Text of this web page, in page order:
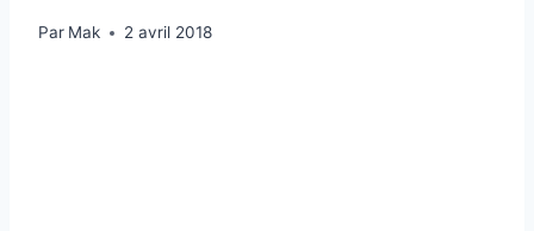
Par Mak 2 avril 2018